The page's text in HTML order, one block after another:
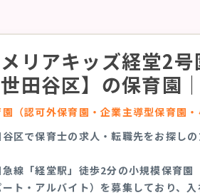
リアキッズ経堂2号
世田谷区】の保育園
（認可外保育園・企業主導型保育園・
区で保育士の求人・転職先をお探しの
線「経堂駅」徒歩2分の小規模保育
ート・アルバイト）を募集しており、